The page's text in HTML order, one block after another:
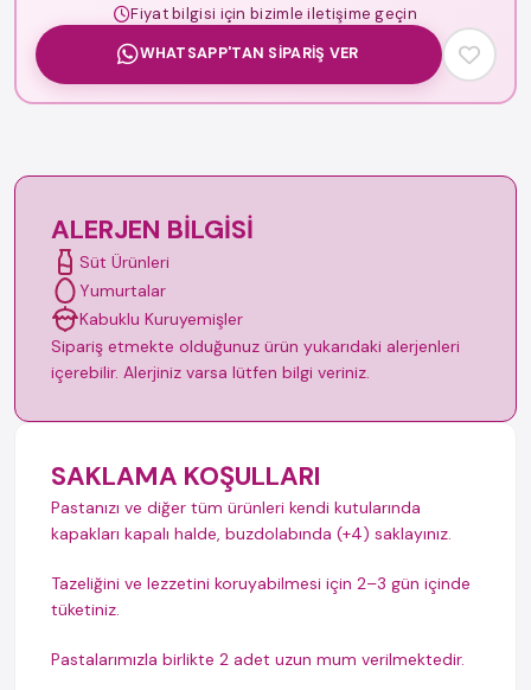
Fiyat bilgisi için bizimle iletişime geçin
WHATSAPP'TAN SIPARIŞ VER
ALERJEN BILGISI
Süt Ürünleri
Yumurtalar
Kabuklu Kuruyemişler
Sipariş etmekte olduğunuz ürün yukarıdaki alerjenleri
içerebilir. Alerjiniz varsa lütfen bilgi veriniz.
SAKLAMA KOŞULLARI
Pastanızı ve diğer tüm ürünleri kendi kutularında
kapakları kapalı halde, buzdolabında (+4) saklayınız.
Tazeliğini ve lezzetini koruyabilmesi için 2–3 gün içinde
tüketiniz.
Pastalarımızla birlikte 2 adet uzun mum verilmektedir.